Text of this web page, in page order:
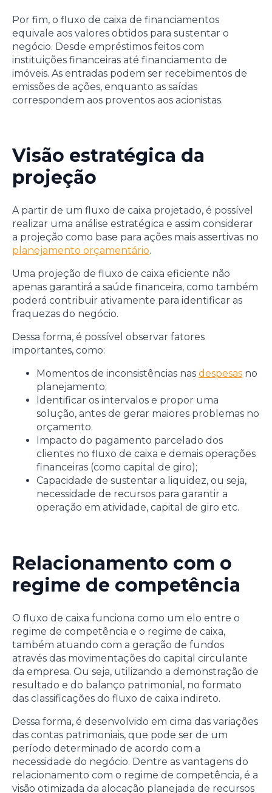
Por fim, o fluxo de caixa de financiamentos
equivale aos valores obtidos para sustentar o
negócio. Desde empréstimos feitos com
instituições financeiras até financiamento de
imóveis. As entradas podem ser recebimentos de
emissões de ações, enquanto as saídas
correspondem aos proventos aos acionistas.
Visão estratégica da
projeção
A partir de um fluxo de caixa projetado, é possível
realizar uma análise estratégica e assim considerar
a projeção como base para ações mais assertivas no
planejamento orçamentário.
Uma projeção de fluxo de caixa eficiente não
apenas garantirá a saúde financeira, como também
poderá contribuir ativamente para identificar as
fraquezas do negócio.
Dessa forma, é possível observar fatores
importantes, como:
Momentos de inconsistências nas despesas no
planejamento;
Identificar os intervalos e propor uma
solução, antes de gerar maiores problemas no
orçamento.
Impacto do pagamento parcelado dos
clientes no fluxo de caixa e demais operações
financeiras (como capital de giro);
Capacidade de sustentar a liquidez, ou seja,
necessidade de recursos para garantir a
operação em atividade, capital de giro etc.
Relacionamento com o
regime de competência
O fluxo de caixa funciona como um elo entre o
regime de competência e o regime de caixa,
também atuando com a geração de fundos
através das movimentações do capital circulante
da empresa. Ou seja, utilizando a demonstração de
resultado e do balanço patrimonial, no formato
das classificações do fluxo de caixa indireto.
Dessa forma, é desenvolvido em cima das variações
das contas patrimoniais, que pode ser de um
período determinado de acordo com a
necessidade do negócio. Dentre as vantagens do
relacionamento com o regime de competência, é a
visão otimizada da alocação planejada de recursos